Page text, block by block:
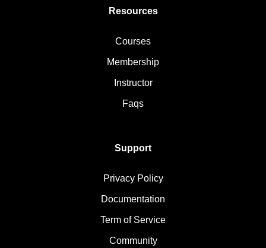
Resources
Courses
Membership
Instructor
Faqs
Support
Privacy Policy
Documentation
Term of Service
Community